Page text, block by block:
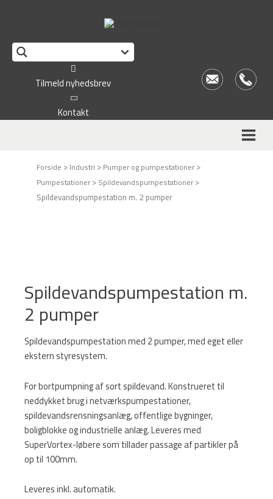
Tilmeld nyhedsbrev
Kontakt
Forside > Industri > Pumper og pumpestationer>
Pumpestationer> Spildevandspumpestationer>
Spildevandspumpestation m. 2 pumper
Spildevandspumpestation m.
2 pumper
Spildevandspumpestation med 2 pumper, med eget eller
ekstern styresystem.
For bortpumpning af sort spildevand. Konstrueret til
neddykket brug i netværkspumpestationer,
spildevandsrensningsanlæg, offentlige bygninger,
boligblokke og industrielle anlæg. Leveres med
SuperVortex-løbere som tillader passage af partikler på
op til 100mm.
Leveres inkl. automatik.
This form is temporarily unavailable.